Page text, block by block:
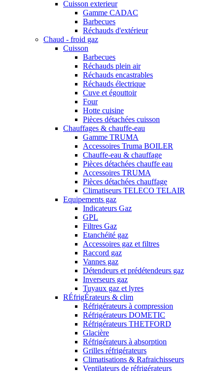
Cuisson exterieur
Gamme CADAC
Barbecues
Réchauds d'extérieur
Chaud - froid gaz
Cuisson
Barbecues
Réchauds plein air
Réchauds encastrables
Réchauds électrique
Cuve et égouttoir
Four
Hotte cuisine
Pièces détachées cuisson
Chauffages & chauffe-eau
Gamme TRUMA
Accessoires Truma BOILER
Chauffe-eau & chauffage
Pièces détachées chauffe eau
Accessoires TRUMA
Pièces détachées chauffage
Climatiseurs TELECO TELAIR
Equipements gaz
Indicateurs Gaz
GPL
Filtres Gaz
Etanchéité gaz
Accessoires gaz et filtres
Raccord gaz
Vannes gaz
Détendeurs et prédétendeurs gaz
Inverseurs gaz
Tuyaux gaz et lyres
RÉfrigÉrateurs & clim
Réfrigérateurs à compression
Réfrigérateurs DOMETIC
Réfrigérateurs THETFORD
Glacière
Réfrigérateurs à absorption
Grilles réfrigérateurs
Climatisations & Rafraichisseurs
Ventilateurs de réfrigérateurs